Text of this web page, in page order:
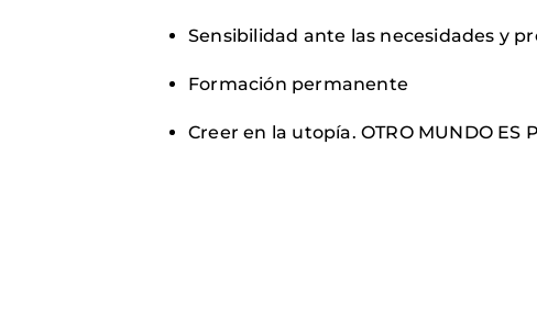
Sensibilidad ante las necesidades y
Formación permanente
Creer en la utopía. OTRO MUNDO ES